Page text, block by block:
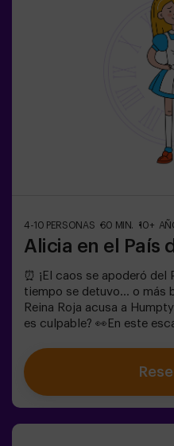
adulto.⚠️ Existen pasos
4-10 PERSONAS 60 MIN. 10+
Alicia en el País
⏰ ¡El caos se apoderó del
tiempo se detuvo... o más
Reina Roja acusa a
es culpable? 👀En este
enigmas absurdos (como
Sombrerero).🔹 Enfrentarte
(¡cuidado con la Reina de